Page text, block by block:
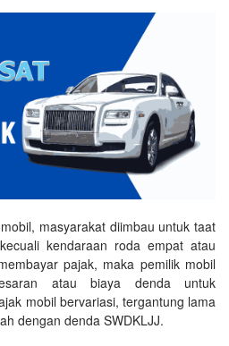
masyarakat diimbau untuk taat
kendaraan roda empat atau
pajak, maka pemilik mobil
atau biaya denda untuk
mobil bervariasi, tergantung lama
dengan denda SWDKLJJ.